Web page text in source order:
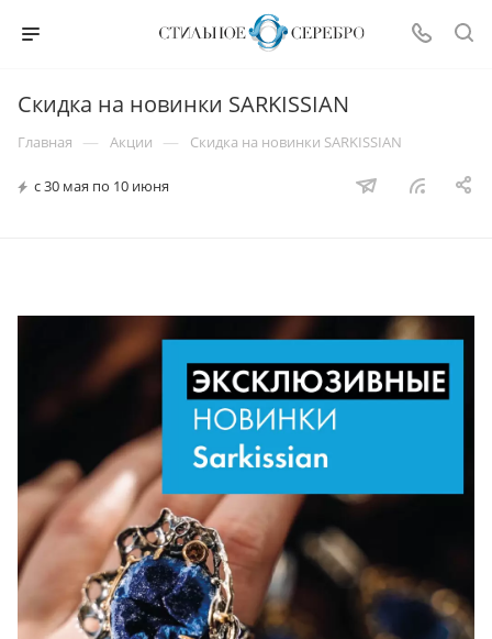
Скидка на новинки SARKISSIAN
Главная — Акции — Скидка на новинки SARKISSIAN
с 30 мая по 10 июня